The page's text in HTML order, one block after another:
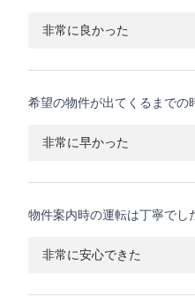
非常に良かった
希望の物件が出てくるまでの
非常に早かった
物件案内時の運転は丁寧でし
非常に安心できた